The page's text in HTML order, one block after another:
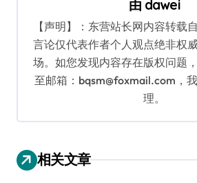
由 dawei
【声明】：东营站长网内容转载
言论仅代表作者个人观点绝非权
场。如您发现内容存在版权问题
至邮箱：bqsm@foxmail.com，
理。
相关文章